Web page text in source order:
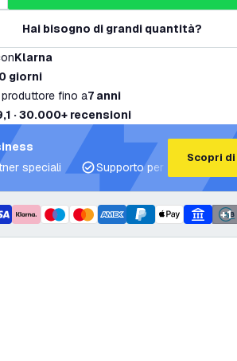
Hai bisogno di grandi quantità?
Klarna
giorni
fino a7 anni
· 30.000+ recensioni
speciali
Supporto per progetti e
Scopri di
+1